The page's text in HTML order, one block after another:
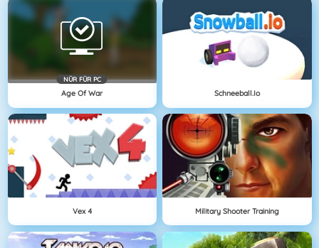
NÜR FÜR PC
Age Of War Schneeball.io
Vex 4 Military Shooter Training